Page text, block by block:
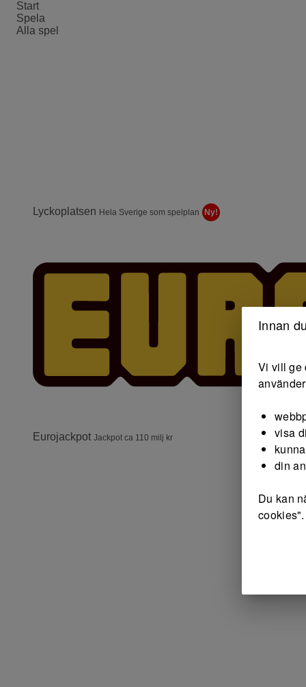
Start
Spela
Alla spel
Lyckoplatsen Hela Sverige som spelplan Ny!
Eurojackpot Jackpot ca 110 milj kr
Innan
Vi vill ge
visa
din
Du kan